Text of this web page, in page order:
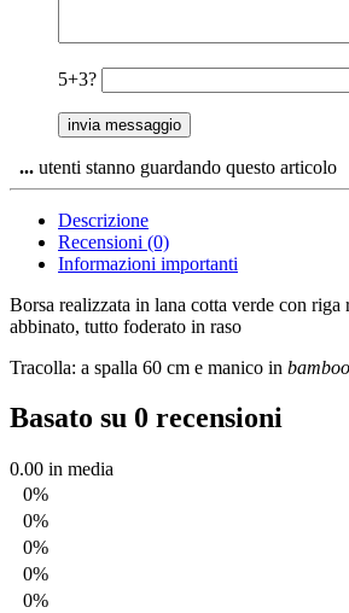
5+3?
... utenti stanno guardando questo articolo
Descrizione
Recensioni (0)
Informazioni importanti
Borsa realizzata in lana cotta verde con riga
abbinato, tutto foderato in raso
Tracolla: a spalla 60 cm e manico in
Basato su 0 recensioni
0.00 in media
0%
0%
0%
0%
0%